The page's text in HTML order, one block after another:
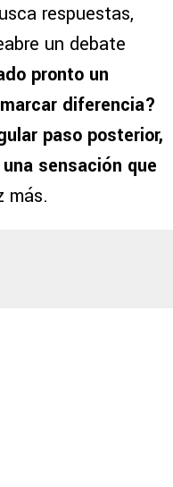
respuestas,
un debate
pronto un
diferencia?
paso posterior,
sensación que
más.